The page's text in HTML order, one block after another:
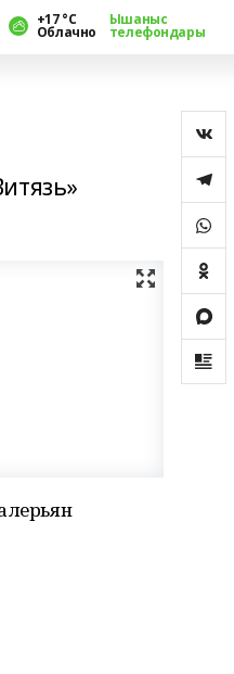
+17 °С
Облачно
Ышаныс
телефондары